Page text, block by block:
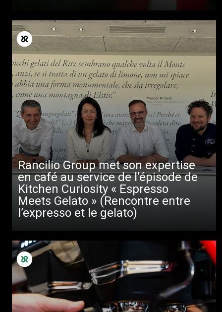
Rancilio Group met son expertise
en café au service de l’épisode de
Kitchen Curiosity « Espresso
Meets Gelato » (Rencontre entre
l’expresso et le gelato)